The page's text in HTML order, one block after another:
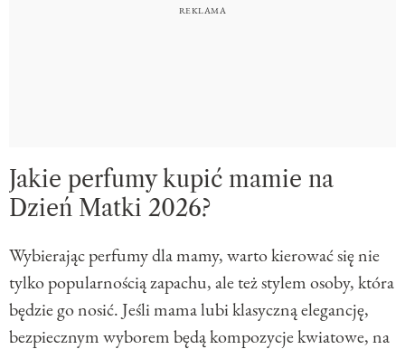
Jakie perfumy kupić mamie na
Dzień Matki 2026?
Wybierając perfumy dla mamy, warto kierować się nie
tylko popularnością zapachu, ale też stylem osoby, która
będzie go nosić. Jeśli mama lubi klasyczną elegancję,
bezpiecznym wyborem będą kompozycje kwiatowe, na